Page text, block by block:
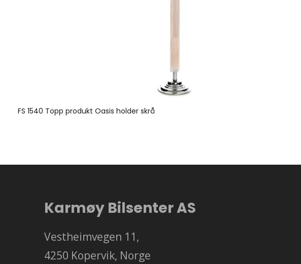
FS 1540 Topp produkt Oasis holder skrå
Karmøy Bilsenter AS
Vestheimvegen 11,
4250 Kopervik, Norge